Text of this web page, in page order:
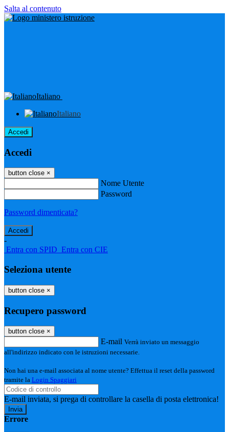
Salta al contenuto
Italiano
Italiano
Accedi
Accedi
button close ×
Nome Utente
Password
Password dimenticata?
-
Entra con SPID Entra con CIE
Seleziona utente
button close ×
Recupero password
button close ×
E-mail Verrà inviato un messaggio
all'indirizzo indicato con le istruzioni necessarie.
Non hai una e-mail associata al nome utente? Effettua il reset della password
tramite la Login Spaggiari
E-mail inviata, si prega di controllare la casella di posta elettronica!
Errore